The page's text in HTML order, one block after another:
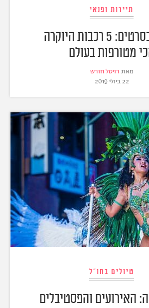
תיירות ופנאי
לא רק בסרטים: 5 רכבות היוקרה
מטורפות בעולם
מאת רויטל חורש
22 ביולי 2019
טיולים בחו"ל
האירועים והפסטיבלים